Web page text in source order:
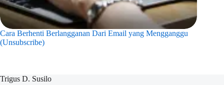
Cara Berhenti Berlangganan Dari Email yang Mengganggu
(Unsubscribe)
Trigus D. Susilo